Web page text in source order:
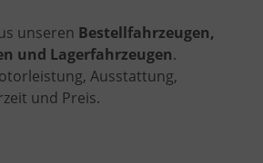
unseren Bestellfahrzeugen,
und Lagerfahrzeugen.
Ausstattung,
und Preis.